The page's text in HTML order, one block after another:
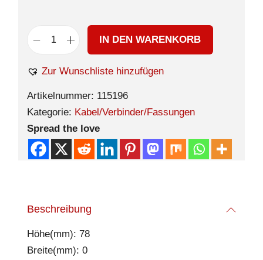
IN DEN WARENKORB
Zur Wunschliste hinzufügen
Artikelnummer: 115196
Kategorie: Kabel/Verbinder/Fassungen
Spread the love
Beschreibung
Höhe(mm): 78
Breite(mm): 0